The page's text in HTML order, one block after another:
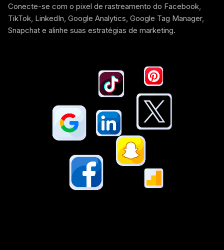
Conecte-se com o pixel de rastreamento do Facebook,
TikTok, LinkedIn, Google Analytics, Google Tag Manager,
Snapchat e alinhe suas estratégias de marketing.